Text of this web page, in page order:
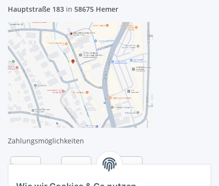
Hauptstraße 183 in 58675 Hemer
Zahlungsmöglichkeiten